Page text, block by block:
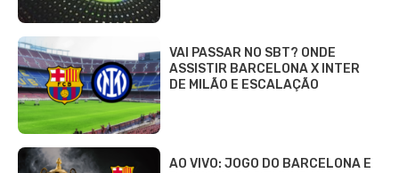
VAI PASSAR NO SBT? ONDE
ASSISTIR BARCELONA X INTER
DE MILÃO E ESCALAÇÃO
AO VIVO: JOGO DO BARCELONA E